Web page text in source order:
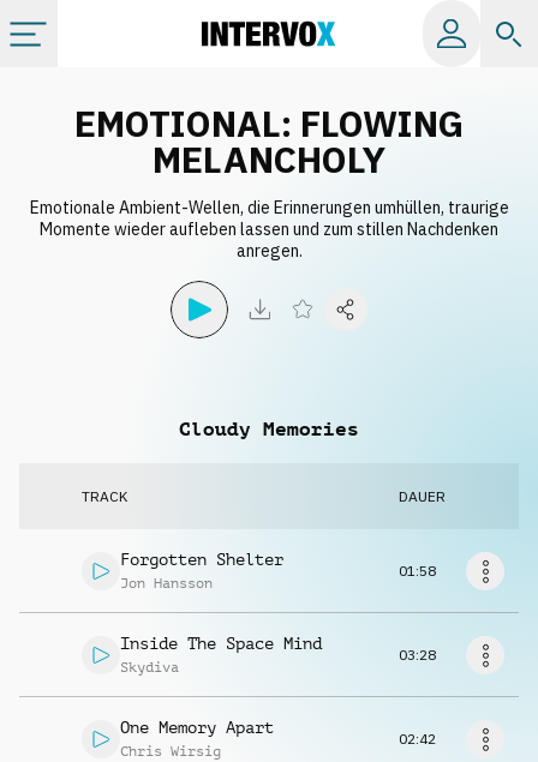
Alle Alben
EMOTIONAL: FLOWING
MELANCHOLY
Emotionale Ambient-Wellen, die Erinnerungen umhüllen, traurige
Momente wieder aufleben lassen und zum stillen Nachdenken
anregen.
Cloudy Memories
TRACK DAUER
Forgotten Shelter
Jon Hansson
01:58
Inside The Space Mind
Skydiva
03:28
One Memory Apart
Chris Wirsig
02:42